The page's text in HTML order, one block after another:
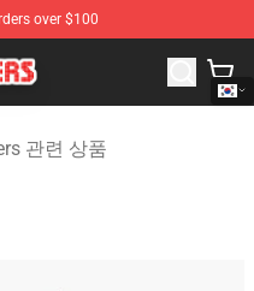
over $100
Killers Merchandise Store
관련 상품